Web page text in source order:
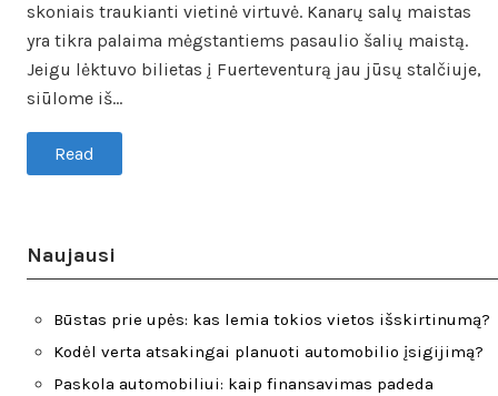
skoniais traukianti vietinė virtuvė. Kanarų salų maistas
yra tikra palaima mėgstantiems pasaulio šalių maistą.
Jeigu lėktuvo bilietas į Fuerteventurą jau jūsų stalčiuje,
siūlome iš…
Read
Naujausi
Būstas prie upės: kas lemia tokios vietos išskirtinumą?
Kodėl verta atsakingai planuoti automobilio įsigijimą?
Paskola automobiliui: kaip finansavimas padeda